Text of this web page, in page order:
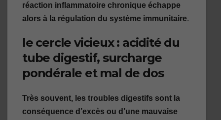
réaction inflammatoire chronique échappe
alors à la régulation du système immunitaire.
le cercle vicieux : acidité du
tube digestif, surcharge
pondérale et mal de dos
Très souvent, les troubles digestifs sont la
conséquence d’excès ou d’une mauvaise